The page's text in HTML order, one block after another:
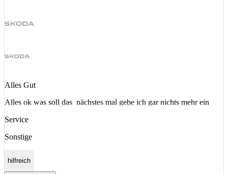
Alles Gut
Alles ok was soll das nächstes mal gebe ich gar nichts mehr ein
Service
Sonstige
hilfreich